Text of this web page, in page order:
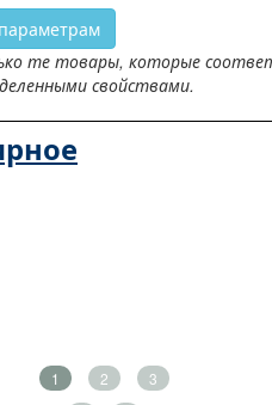
те товары, которые
свойствами.
1 2 3